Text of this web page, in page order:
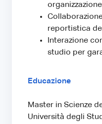
reportistica
Interazione
studio per
Educazione
Master in Scienze
Università degli